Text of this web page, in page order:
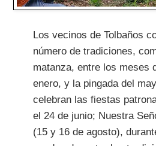
Los vecinos de Tolbaños
número de tradiciones,
matanza, entre los meses
enero, y la pingada del
celebran las fiestas
el 24 de junio; Nuestra
(15 y 16 de agosto),